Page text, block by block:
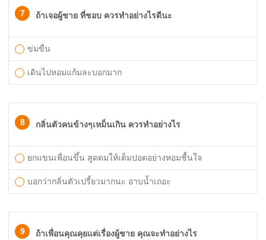
7 ถ้าเจอผู้ชาย ที่ชอบ ควรทำอย่างไรดีนะ
ข่มขื่น
เดินไปหอมแก้มละบอกมาก
8 กลิ่นตัวคนข้างๆเหม็นเกิน ควรทำอย่างไร
ยกแขนเพื่อนขึ้น สูดดมให้เต็มปอดอย่างหอมชื้นใจ
บอกว่ากลิ่นตัวเปรี้ยวมากนะ อาบนํ้าเถอะ
9 ถ้าเพื่อนคุณคุยแต่เรื่องผู้ชาย คุณจะทำอย่างไร